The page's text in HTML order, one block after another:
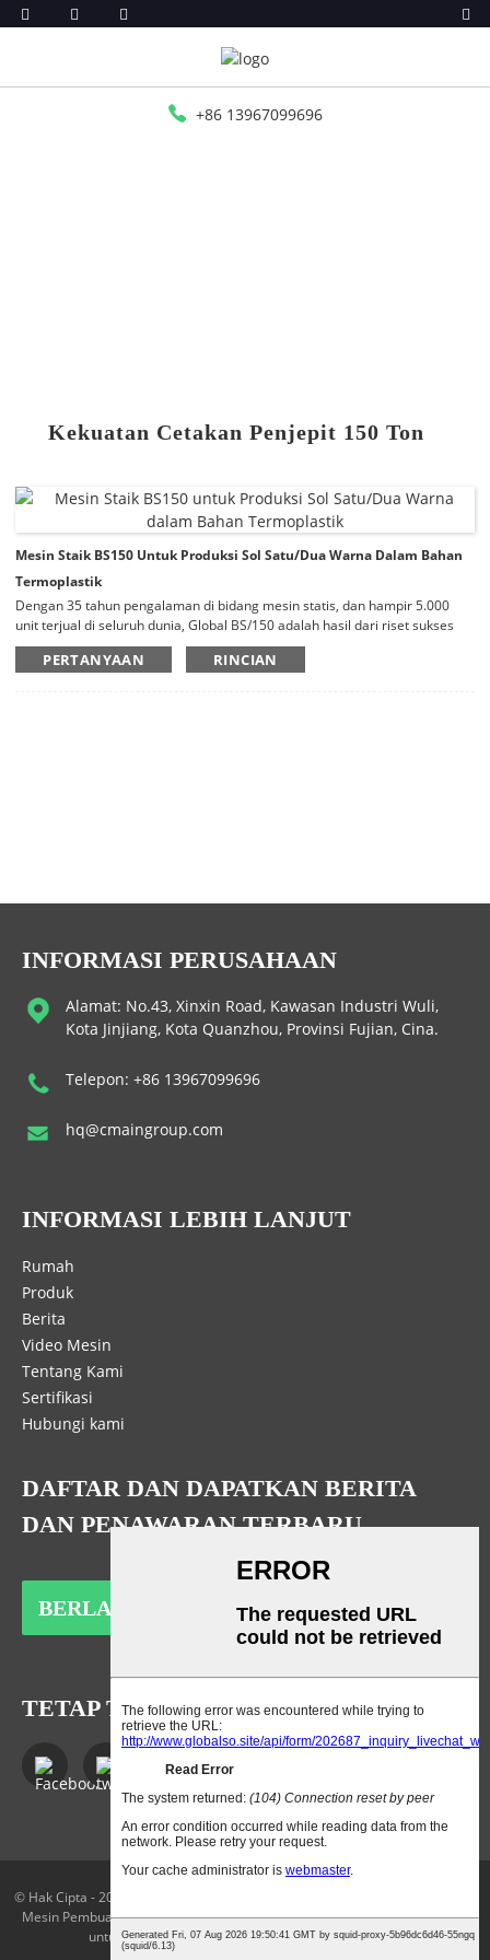
+86 13967099696
Kekuatan Cetakan Penjepit 150 Ton
Mesin Staik BS150 Untuk Produksi Sol Satu/Dua Warna Dalam Bahan
Termoplastik
Dengan 35 tahun pengalaman di bidang mesin statis, dan hampir 5.000
unit terjual di seluruh dunia, Global BS/150 adalah hasil dari riset sukses
yang berfokus pada biaya produksi dan orientasi pemasaran. Global
BS/150 terutama mencakup dua jenis: ekstrusi dan ulir-piston, untuk
PERTANYAAN RINCIAN
INFORMASI PERUSAHAAN
Alamat: No.43, Xinxin Road, Kawasan Industri Wuli,
Kota Jinjiang, Kota Quanzhou, Provinsi Fujian, Cina.
Telepon: +86 13967099696
hq@cmaingroup.com
INFORMASI LEBIH LANJUT
Rumah
Produk
Berita
Video Mesin
Tentang Kami
Sertifikasi
Hubungi kami
DAFTAR DAN DAPATKAN BERITA
DAN PENAWARAN TERBARU
BERLANGGANAN
TETAP TERHUBUNG
© Hak Cipta - 2010-2023: Semua Hak Dilindungi Undang-Undang.
Mesin Pembuat Sol PU,Mesin Pembuat Sol Karet,Mesin Sol Pu,Mesin PU
untuk Sol Sepatu ,Mesin Tunggal,Mesin Sol Sepatu,